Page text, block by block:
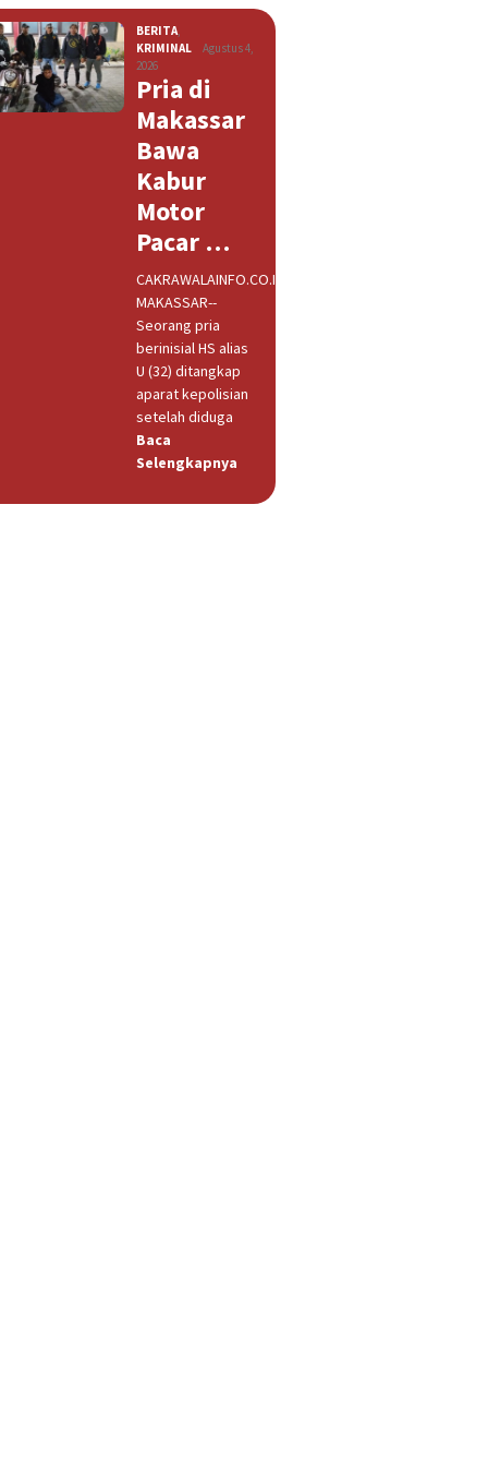
BERITA
KRIMINAL
Agustus 4,
2026
Pria di
Makassar
Bawa
Kabur
Motor
Pacar …
CAKRAWALAINFO.CO.ID,
MAKASSAR--
Seorang pria
berinisial HS alias
U (32) ditangkap
aparat kepolisian
setelah diduga
Baca
Selengkapnya